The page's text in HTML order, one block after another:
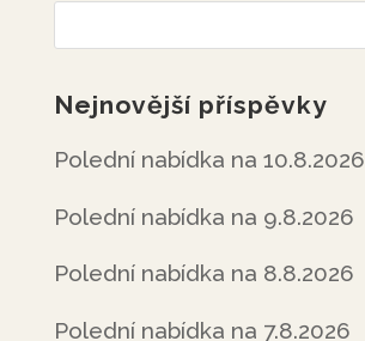
Nejnovější příspěvky
Polední nabídka na 10.8.2026
Polední nabídka na 9.8.2026
Polední nabídka na 8.8.2026
Polední nabídka na 7.8.2026